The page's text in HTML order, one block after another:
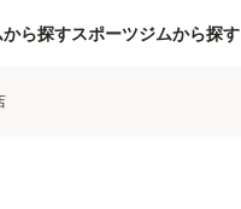
ら探すスポーツジムから探す